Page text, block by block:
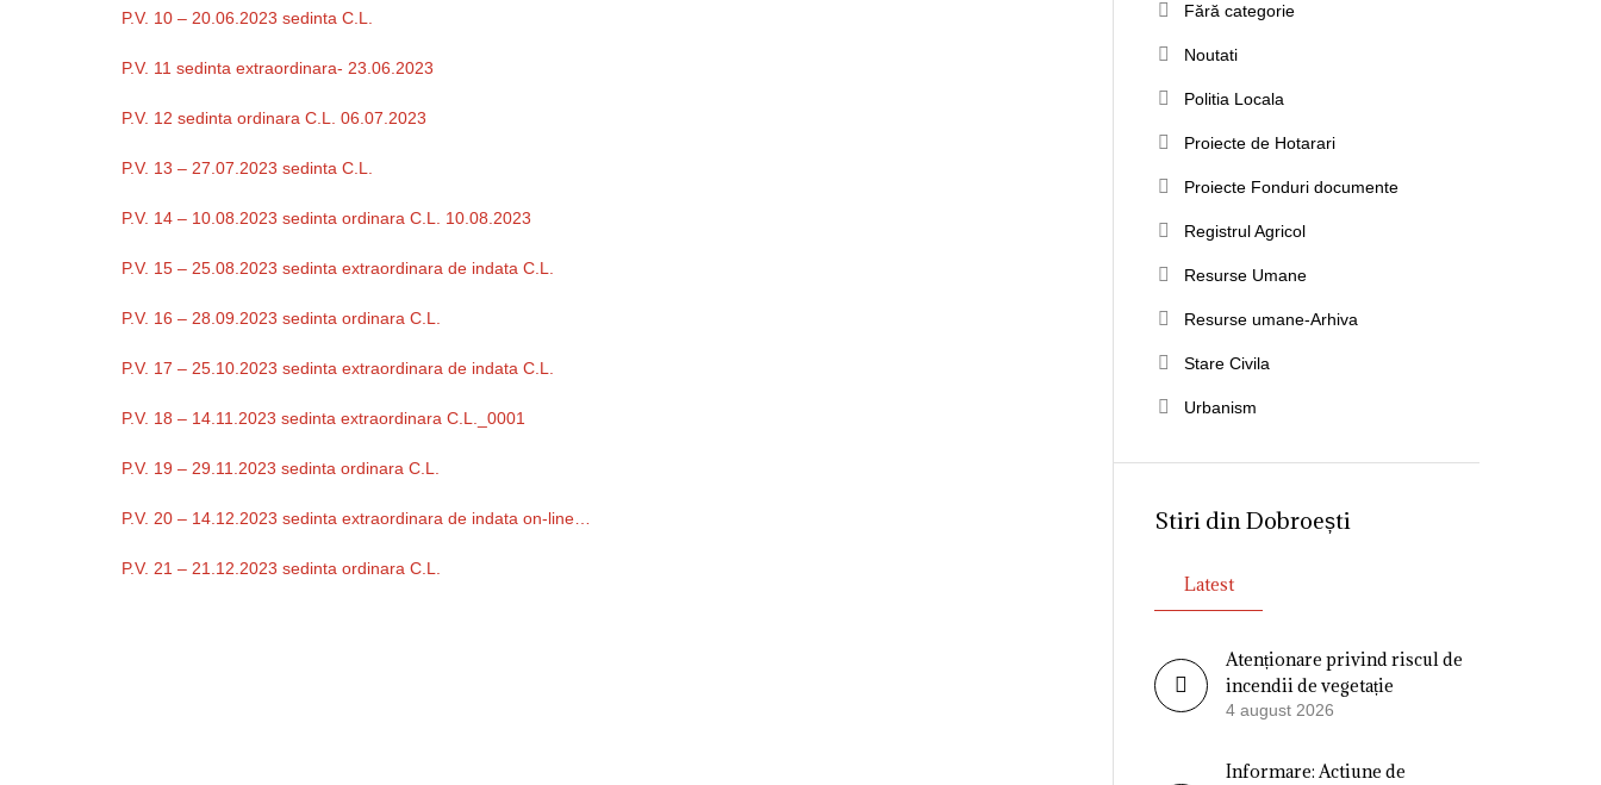
P.V. 10 – 20.06.2023 sedinta C.L.
P.V. 11 sedinta extraordinara- 23.06.2023
P.V. 12 sedinta ordinara C.L. 06.07.2023
P.V. 13 – 27.07.2023 sedinta C.L.
P.V. 14 – 10.08.2023 sedinta ordinara C.L. 10.08.2023
P.V. 15 – 25.08.2023 sedinta extraordinara de indata C.L.
P.V. 16 – 28.09.2023 sedinta ordinara C.L.
P.V. 17 – 25.10.2023 sedinta extraordinara de indata C.L.
P.V. 18 – 14.11.2023 sedinta extraordinara C.L._0001
P.V. 19 – 29.11.2023 sedinta ordinara C.L.
P.V. 20 – 14.12.2023 sedinta extraordinara de indata on-line…
P.V. 21 – 21.12.2023 sedinta ordinara C.L.
Fără categorie
Noutati
Politia Locala
Proiecte de Hotarari
Proiecte Fonduri documente
Registrul Agricol
Resurse Umane
Resurse umane-Arhiva
Stare Civila
Urbanism
Stiri din Dobroești
Latest
Atenționare privind riscul de
incendii de vegetație
4 august 2026
Informare: Actiune de